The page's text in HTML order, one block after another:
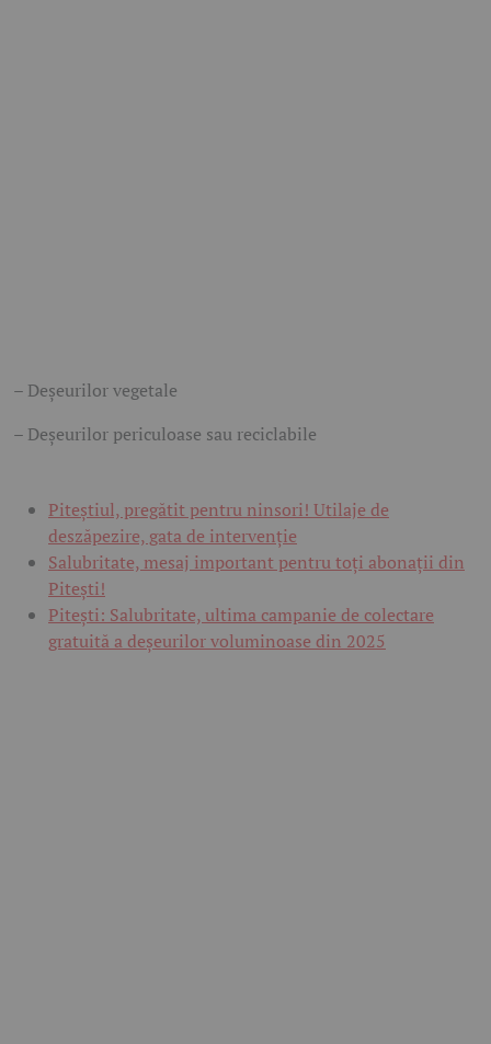
– Deșeurilor vegetale
– Deșeurilor periculoase sau reciclabile
Piteștiul, pregătit pentru ninsori! Utilaje de
deszăpezire, gata de intervenție
Salubritate, mesaj important pentru toți abonații din
Pitești!
Pitești: Salubritate, ultima campanie de colectare
gratuită a deșeurilor voluminoase din 2025